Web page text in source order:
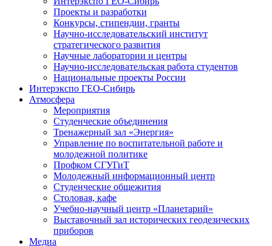
Проекты и разработки
Конкурсы, стипендии, гранты
Научно-исследовательский институт
стратегического развития
Научные лаборатории и центры
Научно-исследовательская работа студентов
Национальные проекты России
Интерэкспо ГЕО-Сибирь
Атмосфера
Мероприятия
Студенческие объединения
Тренажерный зал «Энергия»
Управление по воспитательной работе и
молодежной политике
Профком СГУГиТ
Молодежный информационный центр
Студенческие общежития
Столовая, кафе
Учебно-научный центр «Планетарий»
Выставочный зал исторических геодезических
приборов
Медиа